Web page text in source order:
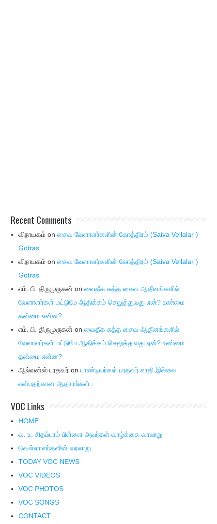
Recent Comments
விநாயகம் onசைவ வேளாளர்களின் கோத்திரம் (Saiva Vellalar )
Gotras
விநாயகம் onசைவ வேளாளர்களின் கோத்திரம் (Saiva Vellalar )
Gotras
எம். பி. திருமுருகன் onவைதீக சுத்த சைவ ஆதீனங்களில்
வேளாளர்கள் மட்டுமே ஆதிக்கம் செலுத்துவது ஏன்? உண்மை
தன்மை என்ன?
எம். பி. திருமுருகன் onவைதீக சுத்த சைவ ஆதீனங்களில்
வேளாளர்கள் மட்டுமே ஆதிக்கம் செலுத்துவது ஏன்? உண்மை
தன்மை என்ன?
ஆல்வன்ஸ் பரதவர் onபாண்டியர்கள் பரதவர் சாதி இல்லை
என்பதற்கான ஆதாரங்கள் :
VOC Links
HOME
வ. உ. சிதம்பரம் பிள்ளை அவர்கள் வாழ்க்கை வரலாறு
வெள்ளாளர்களின் வரலாறு
TODAY VOC NEWS
VOC VIDEOS
VOC PHOTOS
VOC SONGS
CONTACT